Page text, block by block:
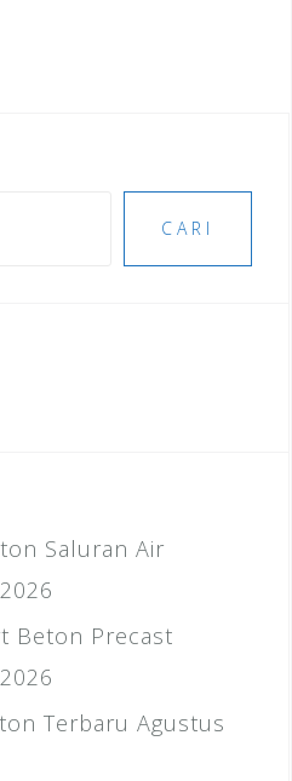
CARI
Saluran Air
Beton Precast
Terbaru Agustus